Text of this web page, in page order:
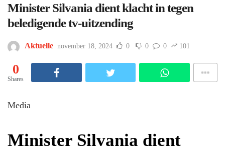
Minister Silvania dient klacht in tegen
beledigende tv-uitzending
Aktuelle november 18, 2024 0 0 0 101
0
Shares
Media
Minister Silvania dient